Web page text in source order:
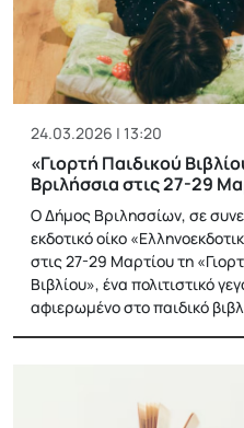
24.03.2026 | 13:20
«Γιορτή Παιδικού
Βριλήσσια στις 27-29
Ο Δήμος Βριλησσίων, σε
εκδοτικό οίκο
στις 27-29 Μαρτίου τη
Βιβλίου», ένα πολιτιστικό
αφιερωμένο στο παιδικό